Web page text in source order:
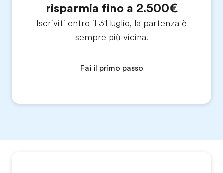
risparmia fino a 2.500€
Iscriviti entro il 31 luglio, la partenza è
sempre più vicina.
Fai il primo passo